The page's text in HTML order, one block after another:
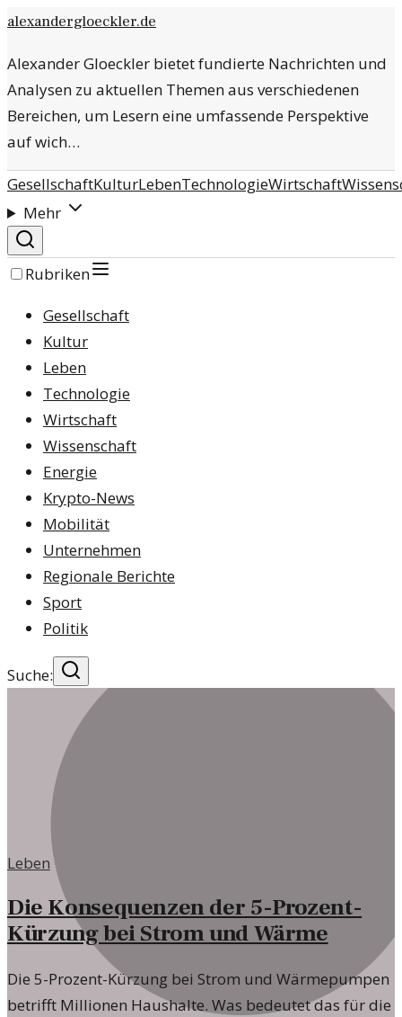
alexandergloeckler.de
Alexander Gloeckler bietet fundierte Nachrichten und
Analysen zu aktuellen Themen aus verschiedenen
Bereichen, um Lesern eine umfassende Perspektive
auf wich…
GesellschaftKulturLebenTechnologieWirtschaft
Mehr
Rubriken
Gesellschaft
Kultur
Leben
Technologie
Wirtschaft
Wissenschaft
Energie
Krypto-News
Mobilität
Unternehmen
Regionale Berichte
Sport
Politik
Suche:
Leben
Die Konsequenzen der 5-Prozent-
Kürzung bei Strom und Wärme
Die 5-Prozent-Kürzung bei Strom und Wärmepumpen
betrifft Millionen Haushalte. Was bedeutet das für die